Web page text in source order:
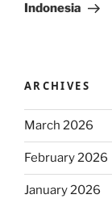
Indonesia
ARCHIVES
March 2026
February 2026
January 2026